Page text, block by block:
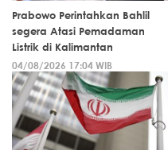
Prabowo Perintahkan Bahlil
segera Atasi Pemadaman
Listrik di Kalimantan
04/08/2026 17:04 WIB